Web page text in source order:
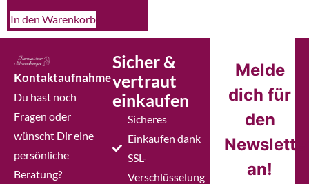
In den Warenkorb
Kontaktaufnahme
Du hast noch
Fragen oder
wünscht Dir eine
persönliche
Beratung?
Sicher &
vertraut
einkaufen
Sicheres
Einkaufen dank
SSL-
Verschlüsselung
Melde
dich für
den
an!